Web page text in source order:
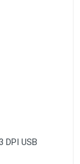
DPI USB